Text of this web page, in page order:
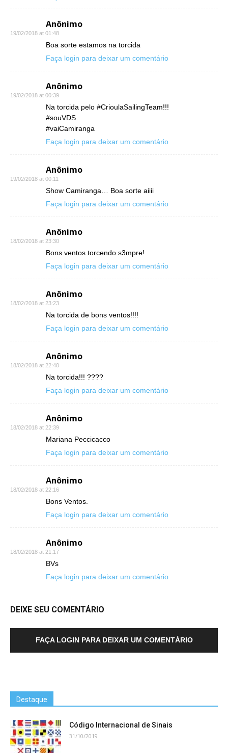
Anônimo
19/02/2018 at 01:48
Boa sorte estamos na torcida
Faça login para deixar um comentário
Anônimo
19/02/2018 at 00:39
Na torcida pelo #CrioulaSailingTeam!!!
#souVDS
#vaiCamiranga
Faça login para deixar um comentário
Anônimo
19/02/2018 at 00:11
Show Camiranga… Boa sorte aiiii
Faça login para deixar um comentário
Anônimo
18/02/2018 at 23:30
Bons ventos torcendo s3mpre!
Faça login para deixar um comentário
Anônimo
18/02/2018 at 23:23
Na torcida de bons ventos!!!!
Faça login para deixar um comentário
Anônimo
18/02/2018 at 22:40
Na torcida!!! ????
Faça login para deixar um comentário
Anônimo
18/02/2018 at 22:39
Mariana Peccicacco
Faça login para deixar um comentário
Anônimo
18/02/2018 at 22:16
Bons Ventos.
Faça login para deixar um comentário
Anônimo
18/02/2018 at 21:17
BVs
Faça login para deixar um comentário
DEIXE SEU COMENTÁRIO
FAÇA LOGIN PARA DEIXAR UM COMENTÁRIO
Destaque
Código Internacional de Sinais
31/10/2019